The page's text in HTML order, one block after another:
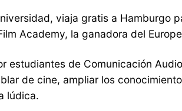
viaja gratis a
Academy, la ganadora del
estudiantes de Comunicación
de cine, ampliar los
lúdica.